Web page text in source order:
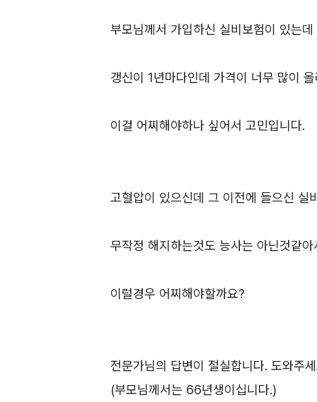
부모님께서 가입하신 실비보험이 있는데
갱신이 1년마다인데 가격이 너무 많이 올
이걸 어찌해야하나 싶어서 고민입니다.
고혈압이 있으신데 그 이전에 들으신 실
무작정 해지하는것도 능사는 아닌것같아
이럴경우 어찌해야할까요?
전문가님의 답변이 절실합니다. 도와주
(부모님께서는 66년생이십니다.)